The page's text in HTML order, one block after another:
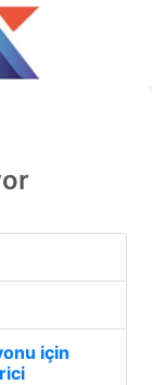
için